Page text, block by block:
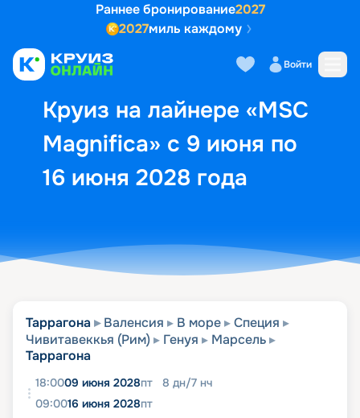
Раннее бронирование2027
2027миль каждому
Войти
Круиз на лайнере «MSC
Magnifica» с 9 июня по
16 июня 2028 года
Выбор кают Маршрут и
Таррагона Валенсия В море
Специя
Чивитавеккья (Рим)
Генуя
Марсель
Таррагона
18:0009 июня 2028пт 8 дн/7 нч
09:0016 июня 2028пт